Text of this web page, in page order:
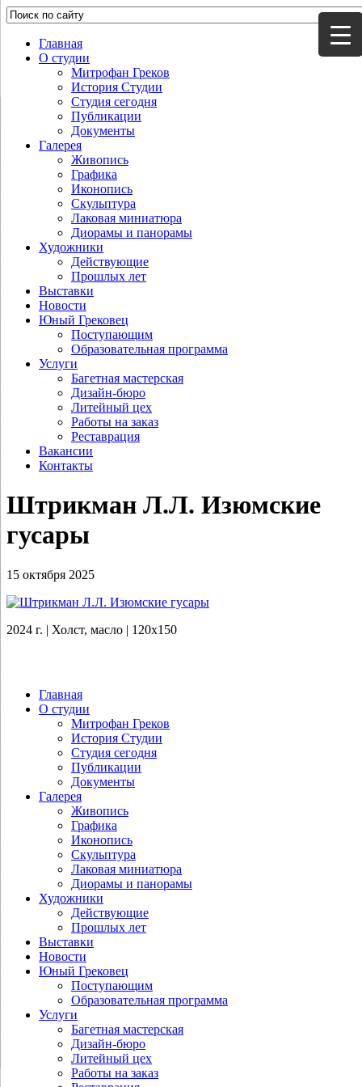
Главная
О студии
Митрофан Греков
История Студии
Студия сегодня
Публикации
Документы
Галерея
Живопись
Графика
Иконопись
Скульптура
Лаковая миниатюра
Диорамы и панорамы
Художники
Действующие
Прошлых лет
Выставки
Новости
Юный Грековец
Поступающим
Образовательная программа
Услуги
Багетная мастерская
Дизайн-бюро
Литейный цех
Работы на заказ
Реставрация
Вакансии
Контакты
Штрикман Л.Л. Изюмские
гусары
15 октября 2025
2024 г. | Холст, масло | 120х150
Главная
О студии
Митрофан Греков
История Студии
Студия сегодня
Публикации
Документы
Галерея
Живопись
Графика
Иконопись
Скульптура
Лаковая миниатюра
Диорамы и панорамы
Художники
Действующие
Прошлых лет
Выставки
Новости
Юный Грековец
Поступающим
Образовательная программа
Услуги
Багетная мастерская
Дизайн-бюро
Литейный цех
Работы на заказ